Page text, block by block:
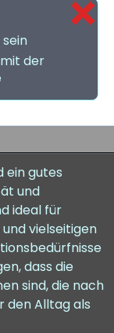
der
ein gutes
und
ideal für
vielseitigen
dass die
sind, die nach
den Alltag als